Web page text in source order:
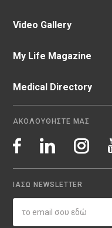
Video Gallery
My Life Magazine
Medical Directory
ΑΚΟΛΟΥΘΗΣΤΕ ΜΑΣ
ΙΑΣΩ NEWSLETTER